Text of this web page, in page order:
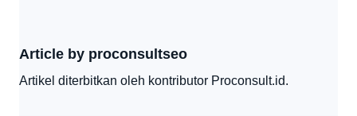
Article by proconsultseo
Artikel diterbitkan oleh kontributor Proconsult.id.